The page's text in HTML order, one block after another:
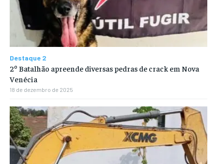
Destaque 2
2º Batalhão apreende diversas pedras de crack em Nova
Venécia
18 de dezembro de 2025